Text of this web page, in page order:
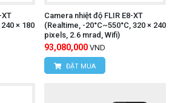
15, ngõ 85, Tân Xuân, Phường
Bắc Từ Liêm, TP Hà Nội, Việt
XT
× 180
Camera nhiệt độ FLIR E8-XT
(Realtime, -20°C~550°C, 320 × 240
pixels, 2.6 mrad, Wifi)
93,080,000 VND
ĐẶT MUA